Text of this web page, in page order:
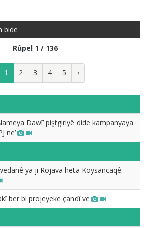
bide
Rûpel 1 / 136
1 2 3 4 5 ›
Dawî’ piştgiriyê dide kampanyaya
ne’
ya ji Rojava heta Koysancaqê:
ber bi projeyeke çandî ve